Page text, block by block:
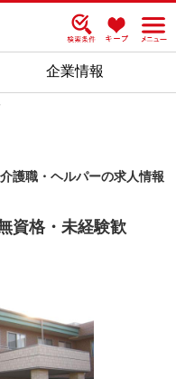
企業情報
護職・ヘルパーの求人情報
資格・未経験歓